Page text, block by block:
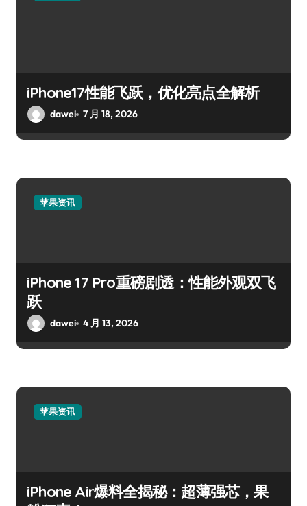
iPhone17性能飞跃，优化亮点全解析
dawei 7 月 18, 2026
苹果资讯
iPhone 17 Pro重磅剧透：性能外观双飞
跃
dawei 4 月 13, 2026
苹果资讯
iPhone Air爆料全揭秘：超薄强芯，果